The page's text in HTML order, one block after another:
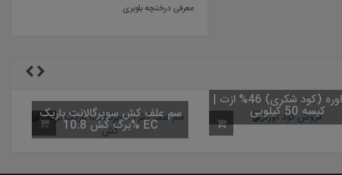
معرفی درختچه بلوبری
سم علف کش سوپرگالانت باریک
برگ کش 10.8% EC
کود اوره (کود شکری) 46% ازت |
کیسه 50 کیلویی